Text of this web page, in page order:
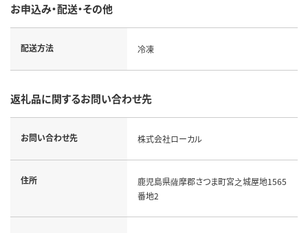
お申込み・配送・その他
配送方法 冷凍
返礼品に関するお問い合わせ先
お問い合わせ先 株式会社ローカル
住所
鹿児島県薩摩郡さつま町宮之城屋地1565
番地2